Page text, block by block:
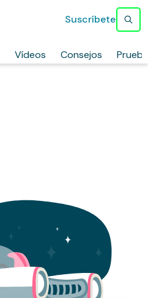
Vídeos Consejos
Suscríbete